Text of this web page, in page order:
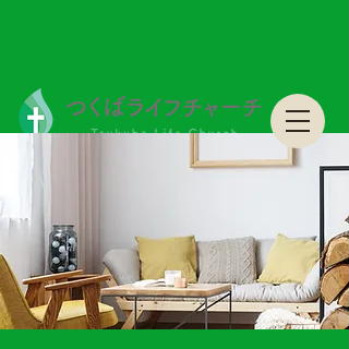
つくばライフチャーチ Tsukuba Life Church
つくばライフチャーチ Tsukuba Life Church